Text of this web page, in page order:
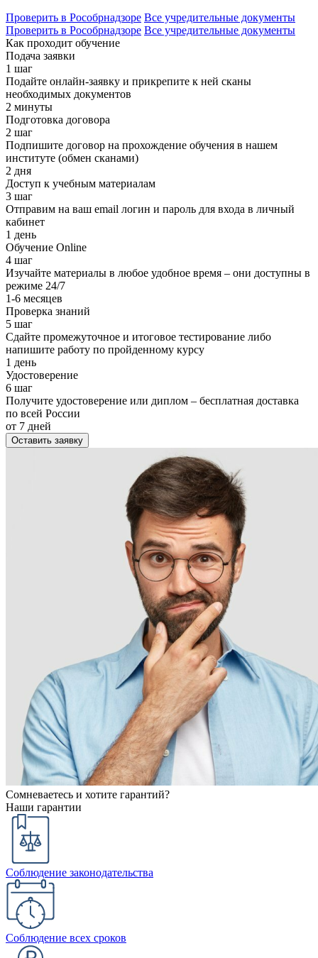
Проверить в Рособрнадзоре Все учредительные документы
Проверить в Рособрнадзоре Все учредительные документы
Как проходит обучение
Подача заявки
1 шаг
Подайте онлайн-заявку и прикрепите к ней сканы
необходимых документов
2 минуты
Подготовка договора
2 шаг
Подпишите договор на прохождение обучения в нашем
институте (обмен сканами)
2 дня
Доступ к учебным материалам
3 шаг
Отправим на ваш email логин и пароль для входа в личный
кабинет
1 день
Обучение Online
4 шаг
Изучайте материалы в любое удобное время – они доступны в
режиме 24/7
1-6 месяцев
Проверка знаний
5 шаг
Сдайте промежуточное и итоговое тестирование либо
напишите работу по пройденному курсу
1 день
Удостоверение
6 шаг
Получите удостоверение или диплом – бесплатная доставка
по всей России
от 7 дней
Оставить заявку
Сомневаетесь и хотите гарантий?
Наши гарантии
Соблюдение законодательства
Соблюдение всех сроков